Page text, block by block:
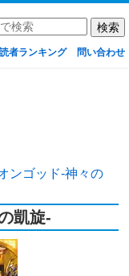
読者ランキング 問い合わせ
ンゴッド‐神々の
凱旋‐